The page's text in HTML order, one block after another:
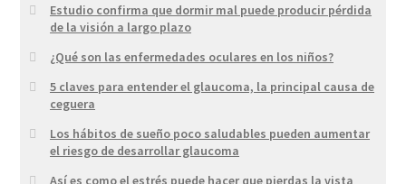
Estudio confirma que dormir mal puede producir pérdida
de la visión a largo plazo
¿Qué son las enfermedades oculares en los niños?
5 claves para entender el glaucoma, la principal causa de
ceguera
Los hábitos de sueño poco saludables pueden aumentar
el riesgo de desarrollar glaucoma
Así es como el estrés puede hacer que pierdas la vista